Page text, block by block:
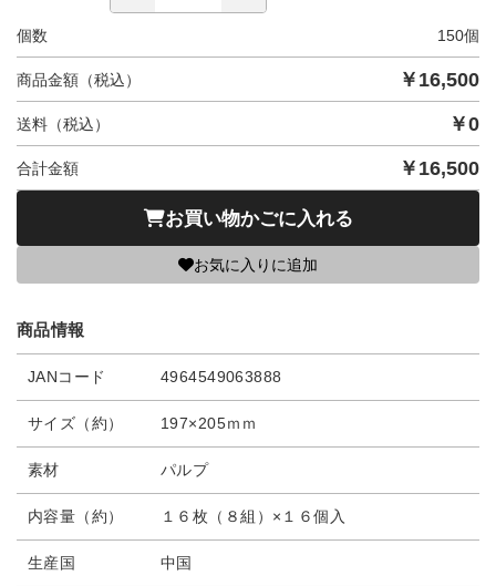
個数 150個
商品金額（税込） ￥ 16,500
送料（税込） ￥0
合計金額 ￥ 16,500
お買い物かごに入れる
お気に入りに追加
商品情報
JANコード 4964549063888
サイズ（約） 197×205ｍｍ
素材 パルプ
内容量（約） １６枚（８組）×１６個入
生産国 中国